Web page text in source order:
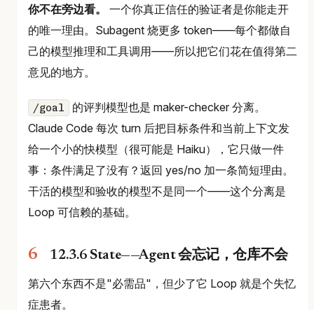
你不在旁边看。
一个你真正信任的验证者是你能走开
的唯一理由。Subagent 烧更多 token——每个都做自
己的模型推理和工具调用——所以把它们花在值得第二
意见的地方。
/goal
的评判模型也是 maker-checker 分离。
Claude Code 每次 turn 后把目标条件和当前上下文发
给一个小的快模型（很可能是 Haiku），它只做一件
事：条件满足了没有？返回 yes/no 加一条简短理由。
干活的模型和验收的模型不是同一个——这个分离是
Loop 可信赖的基础。
12.3.6 State——Agent 会忘记，仓库不会
第六个东西不是"必需品"，但少了它 Loop 就是个失忆
症患者。